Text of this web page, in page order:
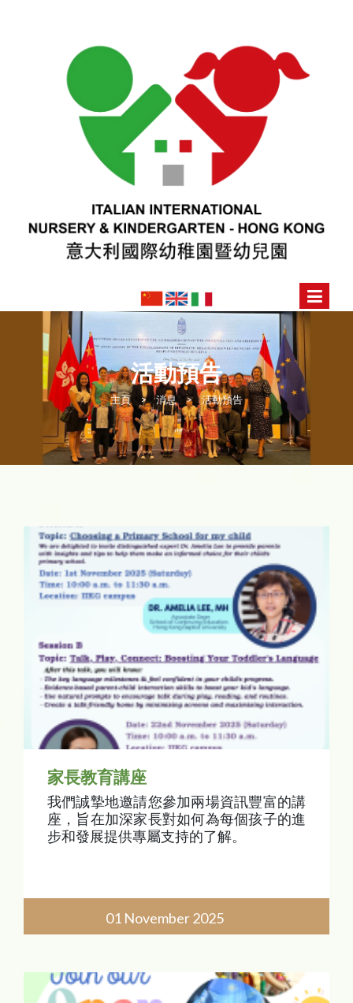
活動預告
主頁 > 消息 > 活動預告
家長教育講座
我們誠摯地邀請您參加兩場資訊豐富的講
座，旨在加深家長對如何為每個孩子的進
步和發展提供專屬支持的了解。
01 November 2025